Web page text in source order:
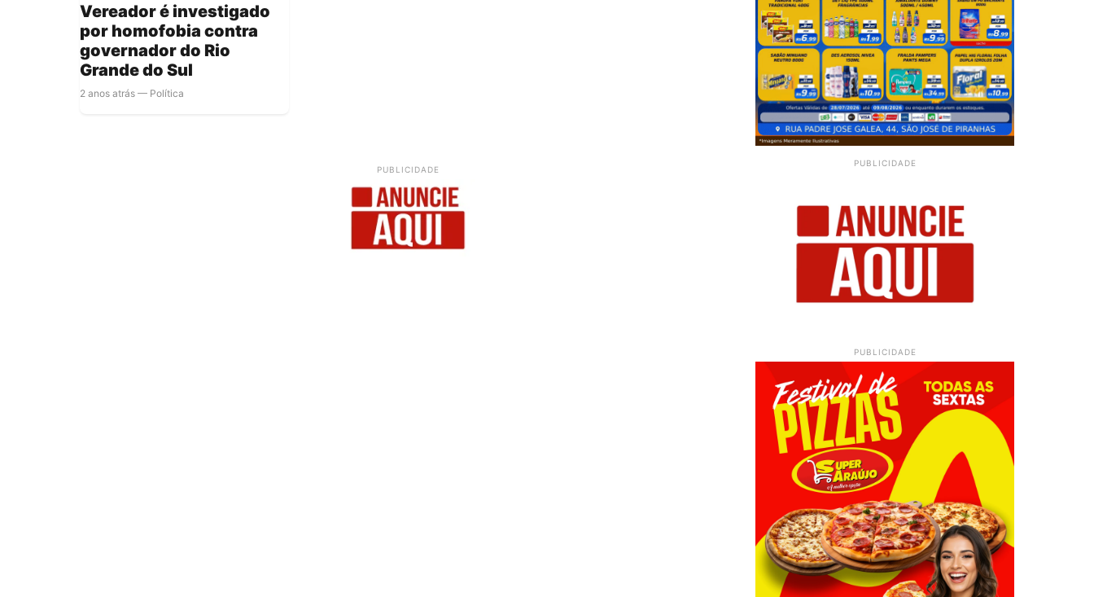
Vereador é investigado
por homofobia contra
governador do Rio
Grande do Sul
2 anos atrás — Política
PUBLICIDADE
PUBLICIDADE
PUBLICIDADE